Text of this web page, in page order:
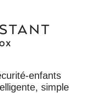
enfants
simple